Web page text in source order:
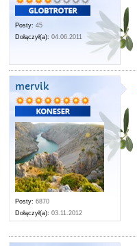
Posty: 45
Dołączył(a): 04.06.2011
mervik
Posty: 6870
Dołączył(a): 03.11.2012